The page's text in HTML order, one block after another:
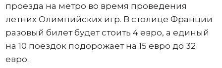
проезда на метро во время проведения
летних Олимпийских игр. В столице Франции
разовый билет будет стоить 4 евро, а единый
на 10 поездок подорожает на 15 евро до 32
евро.